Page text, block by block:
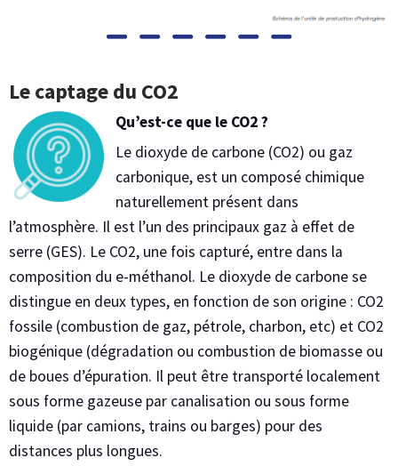
Le captage du CO2
Qu’est-ce que le CO2 ?
Le dioxyde de carbone (CO2) ou gaz
carbonique, est un composé chimique
naturellement présent dans
l’atmosphère. Il est l’un des principaux gaz à effet de
serre (GES). Le CO2, une fois capturé, entre dans la
composition du e-méthanol. Le dioxyde de carbone se
distingue en deux types, en fonction de son origine : CO2
fossile (combustion de gaz, pétrole, charbon, etc) et CO2
biogénique (dégradation ou combustion de biomasse ou
de boues d’épuration. Il peut être transporté localement
sous forme gazeuse par canalisation ou sous forme
liquide (par camions, trains ou barges) pour des
distances plus longues.